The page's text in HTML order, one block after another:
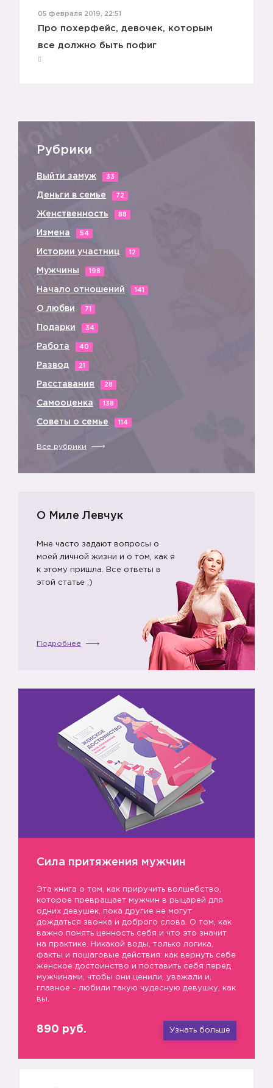
05 февраля 2019, 22:51
Про похерфейс, девочек, которым
все должно быть пофиг
Рубрики
Выйти замуж 33
Деньги в семье 72
Женственность 88
Измена 54
Истории участниц 12
Мужчины 198
Начало отношений 141
О любви 71
Подарки 34
Работа 40
Развод 21
Расставания 28
Самооценка 138
Советы о семье 114
Все рубрики
О Миле Левчук
Мне часто задают вопросы о
моей личной жизни и о том, как я
к этому пришла. Все ответы в
этой статье ;)
Подробнее
Сила притяжения мужчин
Эта книга о том, как приручить волшебство,
которое превращает мужчин в рыцарей для
одних девушек, пока другие не могут
дождаться звонка и доброго слова. О том, как
важно понять ценность себя и что это значит
на практике. Никакой воды, только логика,
факты и пошаговые действия: как вернуть себе
женское достоинство и поставить себя перед
мужчинами, чтобы они ценили, уважали и,
главное - любили такую чудесную девушку, как
вы.
890 руб. Узнать больше